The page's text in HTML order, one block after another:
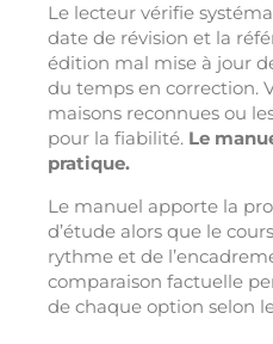
Le lecteur vérifie
date de révision et la
édition mal mise à jour
du temps en correction.
maisons reconnues ou
pour la fiabilité. Le
pratique.
Le manuel apporte la
d’étude alors que le
rythme et de
comparaison factuelle
de chaque option selon